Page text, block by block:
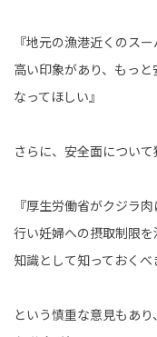
『地元の漁港近くのス
高い印象があり、もっ
なってほしい』
さらに、安全面について
『厚生労働省がクジラ
行い妊婦への摂取制限
知識として知っておくべ
という慎重な意見もあ